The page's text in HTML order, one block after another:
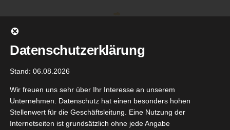
springen
Datenschutzerklärung
Stand: 06.08.2026
Wir freuen uns sehr über Ihr Interesse an unserem
Unternehmen. Datenschutz hat einen besonders hohen
Stellenwert für die Geschäftsleitung. Eine Nutzung der
Internetseiten ist grundsätzlich ohne jede Angabe